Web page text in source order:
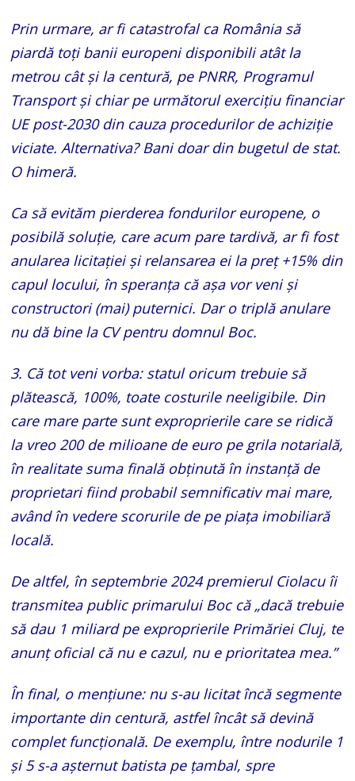
Prin urmare, ar fi catastrofal ca România să
piardă toți banii europeni disponibili atât la
metrou cât și la centură, pe PNRR, Programul
Transport și chiar pe următorul exercițiu financiar
UE post-2030 din cauza procedurilor de achiziție
viciate. Alternativa? Bani doar din bugetul de stat.
O himeră.
Ca să evităm pierderea fondurilor europene, o
posibilă soluție, care acum pare tardivă, ar fi fost
anularea licitației și relansarea ei la preț +15% din
capul locului, în speranța că așa vor veni și
constructori (mai) puternici. Dar o triplă anulare
nu dă bine la CV pentru domnul Boc.
3. Că tot veni vorba: statul oricum trebuie să
plătească, 100%, toate costurile neeligibile. Din
care mare parte sunt exproprierile care se ridică
la vreo 200 de milioane de euro pe grila notarială,
în realitate suma finală obținută în instanță de
proprietari fiind probabil semnificativ mai mare,
având în vedere scorurile de pe piața imobiliară
locală.
De altfel, în septembrie 2024 premierul Ciolacu îi
transmitea public primarului Boc că „dacă trebuie
să dau 1 miliard pe exproprierile Primăriei Cluj, te
anunț oficial că nu e cazul, nu e prioritatea mea.”
În final, o mențiune: nu s-au licitat încă segmente
importante din centură, astfel încât să devină
complet funcțională. De exemplu, între nodurile 1
și 5 s-a așternut batista pe țambal, spre